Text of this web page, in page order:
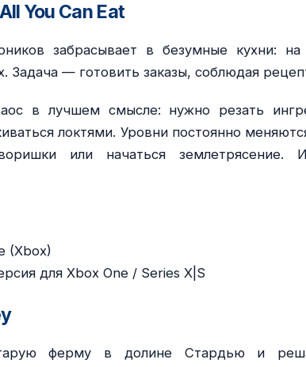
You Can Eat
забрасывает в безумные кухни:
Задача — готовить заказы, соблюдая
в лучшем смысле: нужно резать
локтями. Уровни постоянно
или начаться
(Xbox)
для Xbox One / Series X|S
ферму в долине Стардью и